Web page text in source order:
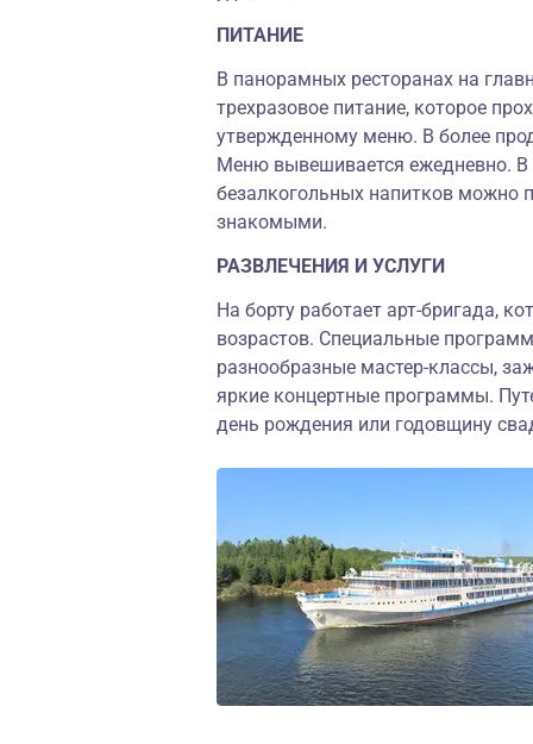
ПИТАНИЕ
В панорамных ресторанах на
трехразовое питание, которое
утвержденному меню. В более
Меню вывешивается ежедневно.
безалкогольных напитков можно
знакомыми.
РАЗВЛЕЧЕНИЯ И УСЛУГИ
На борту работает арт-бригада,
возрастов. Специальные
разнообразные мастер-классы,
яркие концертные программы.
день рождения или годовщину